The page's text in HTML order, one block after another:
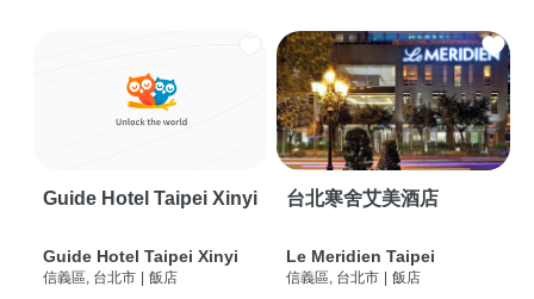
Guide Hotel Taipei Xinyi
Guide Hotel Taipei Xinyi
信義區, 台北市 | 飯店
台北寒舍艾美酒店
Le Meridien Taipei
信義區, 台北市 | 飯店